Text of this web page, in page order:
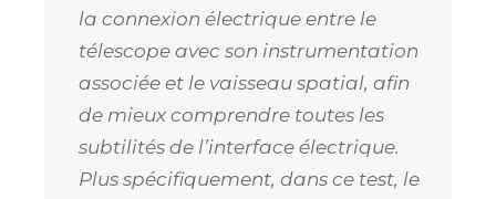
la connexion électrique entre le
télescope avec son instrumentation
associée et le vaisseau spatial, afin
de mieux comprendre toutes les
subtilités de l’interface électrique.
Plus spécifiquement, dans ce test, le